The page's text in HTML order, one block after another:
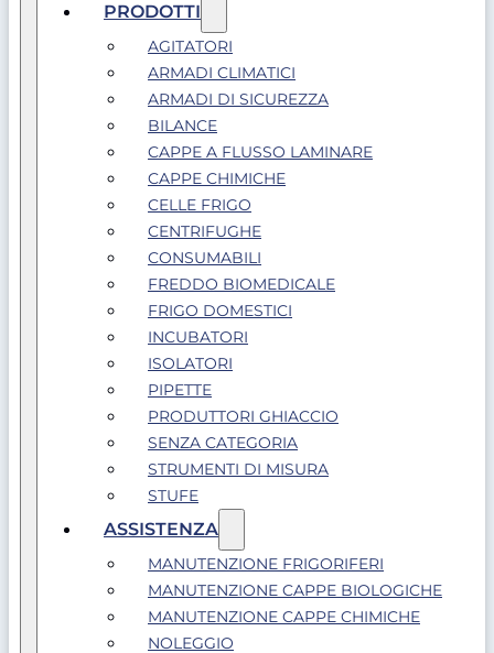
PRODOTTI
AGITATORI
ARMADI CLIMATICI
ARMADI DI SICUREZZA
BILANCE
CAPPE A FLUSSO LAMINARE
CAPPE CHIMICHE
CELLE FRIGO
CENTRIFUGHE
CONSUMABILI
FREDDO BIOMEDICALE
FRIGO DOMESTICI
INCUBATORI
ISOLATORI
PIPETTE
PRODUTTORI GHIACCIO
SENZA CATEGORIA
STRUMENTI DI MISURA
STUFE
ASSISTENZA
MANUTENZIONE FRIGORIFERI
MANUTENZIONE CAPPE BIOLOGICHE
MANUTENZIONE CAPPE CHIMICHE
NOLEGGIO